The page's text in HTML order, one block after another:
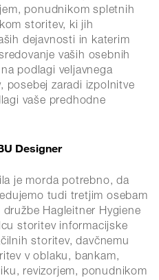
ponudnikom spletnih
storitev, ki jih
dejavnosti in katerim
vaših osebnih
podlagi veljavnega
posebej zaradi izpolnitve
vaše predhodne
Designer
je morda potrebno, da
tudi tretjim osebam
Hagleitner Hygiene
storitev informacijske
storitev, davčnemu
v oblaku, bankam,
revizorjem, ponudnikom